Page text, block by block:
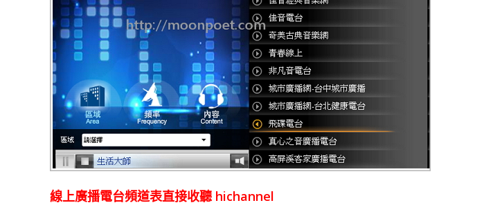
線上廣播電台頻道表直接收聽 hichannel